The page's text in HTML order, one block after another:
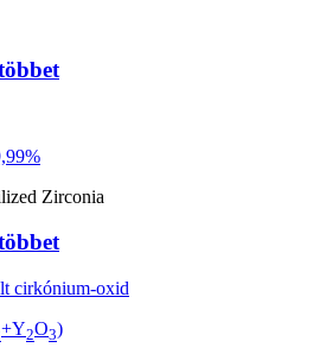
cirkónium-oxid
+Y2O3)